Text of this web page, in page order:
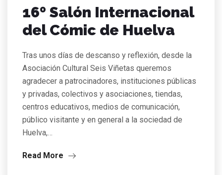
16º Salón Internacional
del Cómic de Huelva
Tras unos días de descanso y reflexión, desde la
Asociación Cultural Seis Viñetas queremos
agradecer a patrocinadores, instituciones públicas
y privadas, colectivos y asociaciones, tiendas,
centros educativos, medios de comunicación,
público visitante y en general a la sociedad de
Huelva,…
Read More